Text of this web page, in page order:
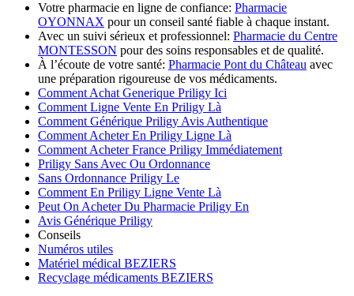
Votre pharmacie en ligne de confiance: Pharmacie
OYONNAX pour un conseil santé fiable à chaque instant.
Avec un suivi sérieux et professionnel: Pharmacie du Centre
MONTESSON pour des soins responsables et de qualité.
À l’écoute de votre santé: Pharmacie Pont du Château avec
une préparation rigoureuse de vos médicaments.
Comment Achat Generique Priligy Ici
Comment Ligne Vente En Priligy Là
Comment Générique Priligy Avis Authentique
Comment Acheter En Priligy Ligne Là
Comment Acheter France Priligy Immédiatement
Priligy Sans Avec Ou Ordonnance
Sans Ordonnance Priligy Le
Comment En Priligy Ligne Vente Là
Peut On Acheter Du Pharmacie Priligy En
Avis Générique Priligy
Conseils
Numéros utiles
Matériel médical BEZIERS
Recyclage médicaments BEZIERS